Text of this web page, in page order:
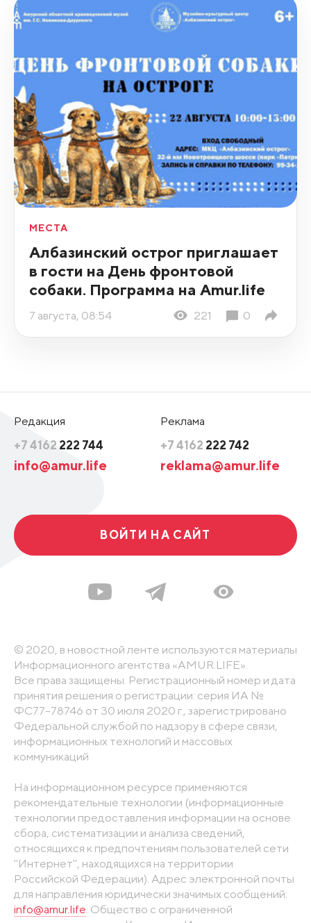
МЕСТА
Албазинский острог приглашает
в гости на День фронтовой
собаки. Программа на Amur.life
7 августа, 08:54 221 0
Редакция
+7 4162 222 744
info@amur.life
Реклама
+7 4162 222 742
reklama@amur.life
ВОЙТИ НА САЙТ
© 2020, в новостной ленте используются материалы
Информационного агентства «AMUR.LIFE».
Все права защищены. Регистрационный номер и дата
принятия решения о регистрации: серия ИА №
ФС77-78746 от 30 июля 2020 г., зарегистрировано
Федеральной службой по надзору в сфере связи,
информационных технологий и массовых
коммуникаций
На информационном ресурсе применяются
рекомендательные технологии (информационные
технологии предоставления информации на основе
сбора, систематизации и анализа сведений,
относящихся к предпочтениям пользователей сети
"Интернет", находящихся на территории
Российской Федерации). Адрес электронной почты
для направления юридически значимых сообщений:
info@amur.life. Общество с ограниченной